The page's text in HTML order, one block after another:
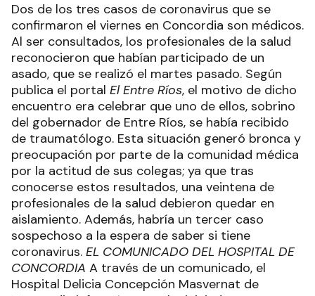
Dos de los tres casos de coronavirus que se
confirmaron el viernes en Concordia son médicos.
Al ser consultados, los profesionales de la salud
reconocieron que habían participado de un
asado, que se realizó el martes pasado. Según
publica el portal El Entre Ríos, el motivo de dicho
encuentro era celebrar que uno de ellos, sobrino
del gobernador de Entre Ríos, se había recibido
de traumatólogo. Esta situación generó bronca y
preocupación por parte de la comunidad médica
por la actitud de sus colegas; ya que tras
conocerse estos resultados, una veintena de
profesionales de la salud debieron quedar en
aislamiento. Además, habría un tercer caso
sospechoso a la espera de saber si tiene
coronavirus. EL COMUNICADO DEL HOSPITAL DE
CONCORDIA A través de un comunicado, el
Hospital Delicia Concepción Masvernat de